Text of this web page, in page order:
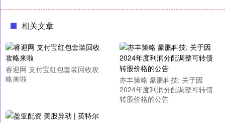
相关文章
睿迎网 支付宝红包套装回收攻
略来啦
亦丰策略 豪鹏科技: 关于因
2024年度利润分配调整可转债
转股价格的公告